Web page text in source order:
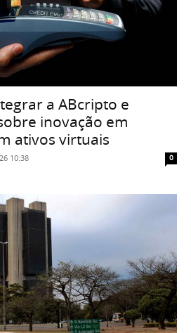
a ABcripto e
inovação em
ativos virtuais
10:38 0